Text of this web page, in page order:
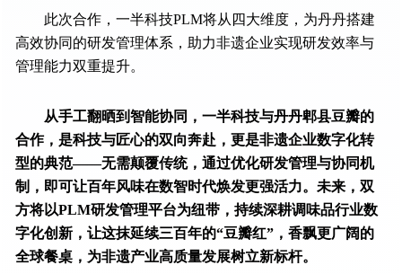
此次合作，一半科技PLM将从四大维度，为丹丹搭建
高效协同的研发管理体系，助力非遗企业实现研发效率与
管理能力双重提升。
从手工翻晒到智能协同，一半科技与丹丹郫县豆瓣的
合作，是科技与匠心的双向奔赴，更是非遗企业数字化转
型的典范——无需颠覆传统，通过优化研发管理与协同机
制，即可让百年风味在数智时代焕发更强活力。未来，双
方将以PLM研发管理平台为纽带，持续深耕调味品行业数
字化创新，让这抹延续三百年的“豆瓣红”，香飘更广阔的
全球餐桌，为非遗产业高质量发展树立新标杆。